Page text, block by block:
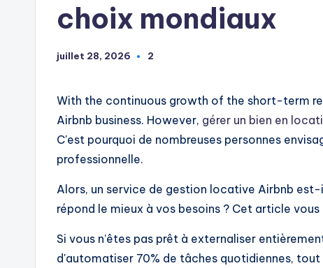
choix mondiaux
juillet 28, 2026 2
With the continuous growth of the short-term
Airbnb business. However, gérer un bien en
C'est pourquoi de nombreuses personnes
professionnelle.
Alors, un service de gestion locative Airbnb
répond le mieux à vos besoins ? Cet article
Si vous n’êtes pas prêt à externaliser
d'automatiser 70% de tâches quotidiennes,